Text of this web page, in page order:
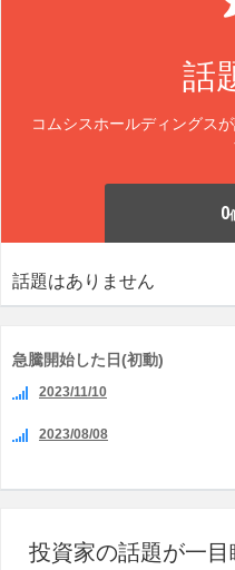
話
コムシスホールディングス
0
話題はありません
急騰開始した日(初動)
2023/11/10
2023/08/08
投資家の話題が一